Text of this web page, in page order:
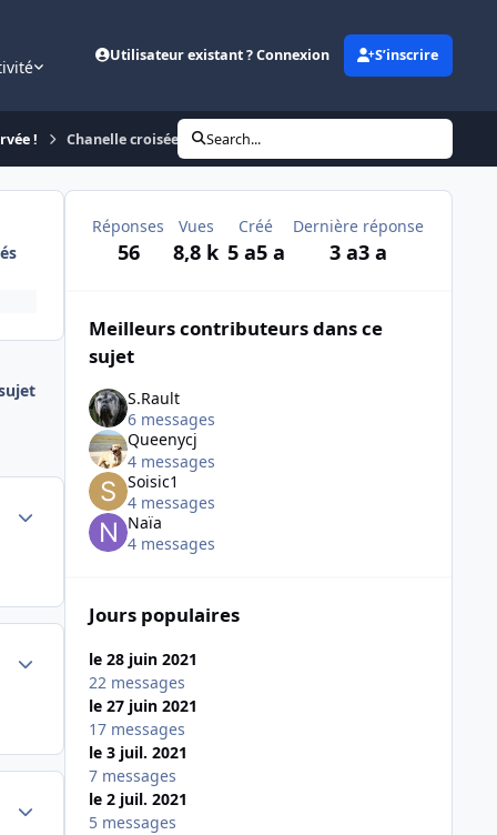
Utilisateur existant ? Connexion S’inscrire
! Chanelle croisée shih tzu âgée de 14 ans
Search...
Author stats
Author stats
Author stats
Réponses
56
Vues
8,8 k
Créé
5 a5 a
Dernière réponse
3 a3 a
Meilleurs contributeurs dans ce
sujet
S.Rault
6 messages
Queenycj
4 messages
Soisic1
4 messages
Naïa
4 messages
Jours populaires
le 28 juin 2021
22 messages
le 27 juin 2021
17 messages
le 3 juil. 2021
7 messages
le 2 juil. 2021
5 messages